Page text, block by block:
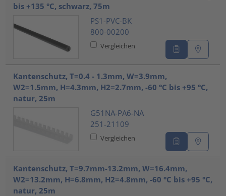
bis +135 °C, schwarz, 75m
PS1-PVC-BK
800-00200
Vergleichen
Kantenschutz, T=0.4 - 1.3mm, W=3.9mm,
W2=1.5mm, H=4.3mm, H2=2.7mm, -60 °C bis +95 °C,
natur, 25m
G51NA-PA6-NA
251-21109
Vergleichen
Kantenschutz, T=9.7mm-13.2mm, W=16.4mm,
W2=13.2mm, H=6.8mm, H2=4.8mm, -60 °C bis +95 °C,
natur, 25m